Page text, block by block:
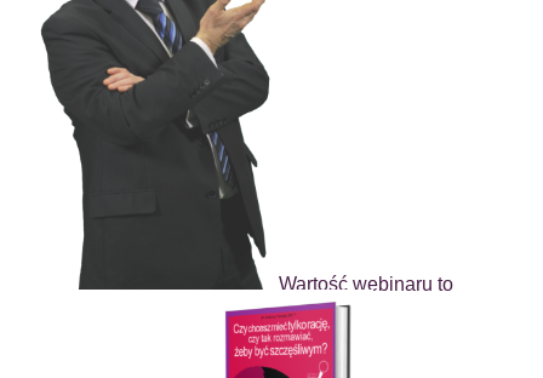
Wartość webinaru to